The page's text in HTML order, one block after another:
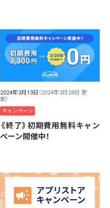
2024年3月13日 （2024年3月28日 更
新）
キャンペーン
《終了》初期費用無料キャン
ペーン開催中！